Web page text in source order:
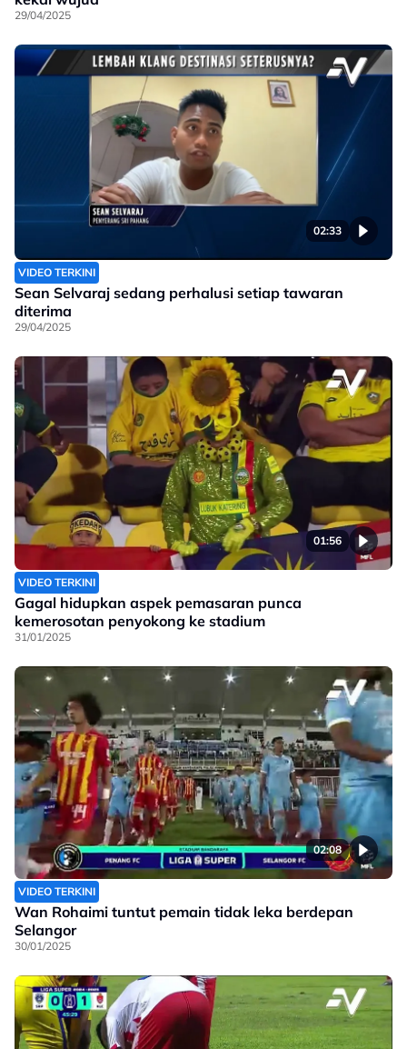
29/04/2025
02:33
VIDEO TERKINI
Sean Selvaraj sedang perhalusi setiap tawaran
diterima
29/04/2025
01:56
VIDEO TERKINI
Gagal hidupkan aspek pemasaran punca
kemerosotan penyokong ke stadium
31/01/2025
02:08
VIDEO TERKINI
Wan Rohaimi tuntut pemain tidak leka berdepan
Selangor
30/01/2025